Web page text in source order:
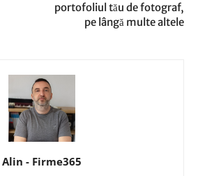
portofoliul tău de fotograf,
pe lângă multe altele
Alin - Firme365